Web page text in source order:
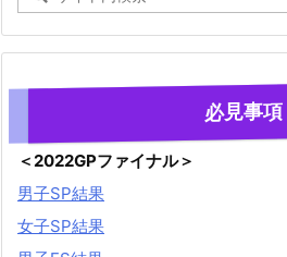
必見事項
＜2022GPファイナル＞
男子SP結果
女子SP結果